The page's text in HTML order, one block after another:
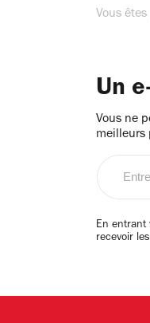
Vous
Un
Vous ne
meilleurs
email
En entrant
recevoir